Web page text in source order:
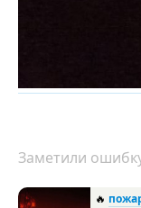
Заметили
🔥